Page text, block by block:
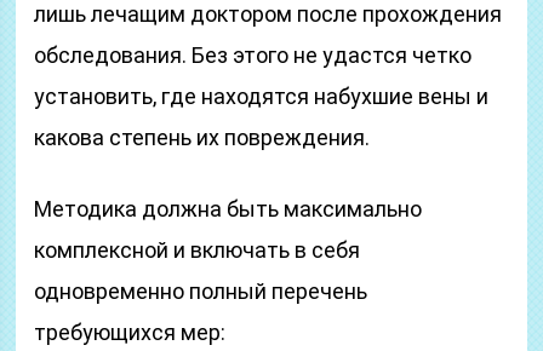
лишь лечащим доктором после прохождения
обследования. Без этого не удастся четко
установить, где находятся набухшие вены и
какова степень их повреждения.
Методика должна быть максимально
комплексной и включать в себя
одновременно полный перечень
требующихся мер: